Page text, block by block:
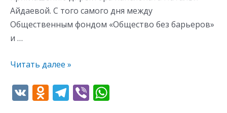
Айдаевой. С того самого дня между
Общественным фондом «Общество без барьеров»
и …
Читать далее »
V O T Vi